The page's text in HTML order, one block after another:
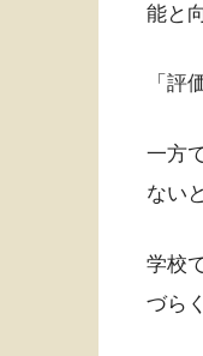
能と
「評
一方
ない
学校
づら